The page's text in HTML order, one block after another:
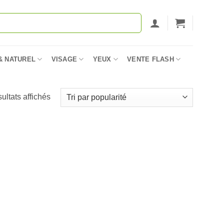
NATUREL VISAGE YEUX VENTE FLASH
affichésTrié
par